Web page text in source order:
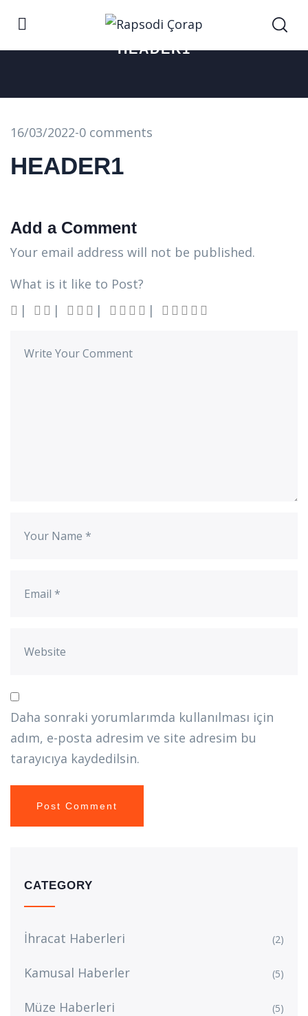
HEADER1
16/03/2022-0 comments
HEADER1
Add a Comment
Your email address will not be published.
What is it like to Post?
Daha sonraki yorumlarımda kullanılması için
adım, e-posta adresim ve site adresim bu
tarayıcıya kaydedilsin.
CATEGORY
İhracat Haberleri (2)
Kamusal Haberler (5)
Müze Haberleri (5)